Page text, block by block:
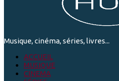
Musique, cinéma, séries, livres...
ACCUEIL
MUSIQUE
CINEMA